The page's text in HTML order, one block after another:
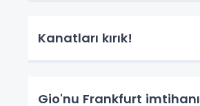
Kanatları kırık!
Gio'nu Frankfurt imtihanı